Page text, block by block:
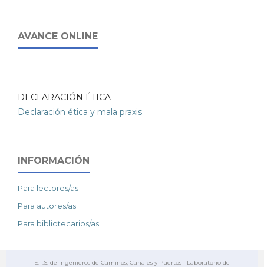
AVANCE ONLINE
DECLARACIÓN ÉTICA
Declaración ética y mala praxis
INFORMACIÓN
Para lectores/as
Para autores/as
Para bibliotecarios/as
E.T.S. de Ingenieros de Caminos, Canales y Puertos · Laboratorio de